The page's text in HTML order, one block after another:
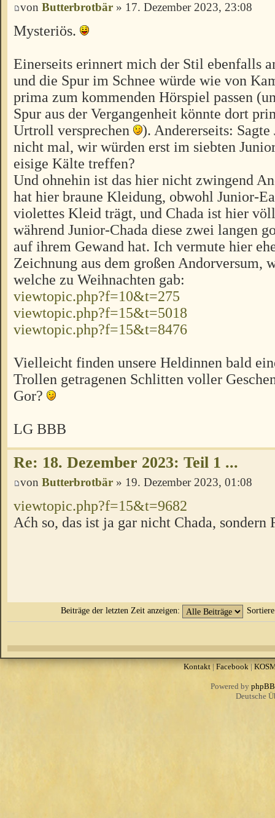
von Butterbrotbär » 17. Dezember 2023, 23:08
Mysteriös.
Einerseits erinnert mich der Stil ebenfalls
und die Spur im Schnee würde wie von
prima zum kommenden Hörspiel passen
Spur aus der Vergangenheit könnte dort
Urtroll versprechen
). Andererseits: Sagte
nicht mal, wir würden erst im siebten
eisige Kälte treffen?
Und ohnehin ist das hier nicht zwingend
hat hier braune Kleidung, obwohl Junior-
violettes Kleid trägt, und Chada ist hier
während Junior-Chada diese zwei langen
auf ihrem Gewand hat. Ich vermute hier
Zeichnung aus dem großen Andorversum,
welche zu Weihnachten gab:
viewtopic.php?f=10&t=275
viewtopic.php?f=15&t=5018
viewtopic.php?f=15&t=8476
Vielleicht finden unsere Heldinnen bald
Trollen getragenen Schlitten voller
Gor?
LG BBB
Re: 18. Dezember 2023: Teil 1 ...
von Butterbrotbär » 19. Dezember 2023, 01:08
viewtopic.php?f=15&t=9682
Aćh so, das ist ja gar nicht Chada,
Beiträge der letzten Zeit anzeigen:
Kontakt| Facebook|
Powered by phpBB
Deutsche